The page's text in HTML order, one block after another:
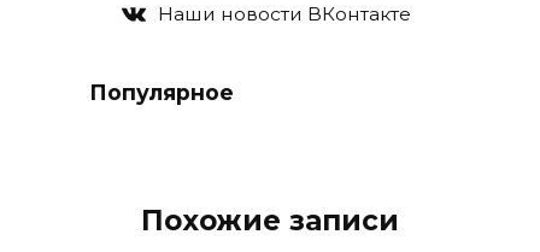
Наши новости ВКонтакте
Популярное
Похожие записи